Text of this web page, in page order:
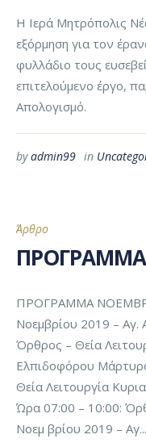
Η Ιερά Μητρόπολις
εξόρμηση για τον
φυλλάδιο τους
επιτελούμενο έργο,
Απολογισμό.
byadmin99 in
Άρθρο
ΠΡΟΓΡΑΜΜΑ
ΠΡΟΓΡΑΜΜΑ
Νοεμβρίου 2019 –
Όρθρος – Θεία
Ελπιδοφόρου
Θεία Λειτουργία
Ώρα 07:00 – 10:00:
Νοεμ βρίου 2019 –